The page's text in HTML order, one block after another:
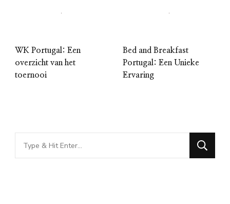
WK Portugal: Een
overzicht van het
toernooi
Bed and Breakfast
Portugal: Een Unieke
Ervaring
Looking
for